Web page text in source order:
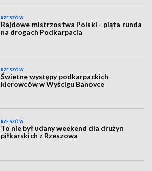
RZESZÓW
Rajdowe mistrzostwa Polski - piąta runda
na drogach Podkarpacia
RZESZÓW
Świetne występy podkarpackich
kierowców w Wyścigu Banovce
RZESZÓW
To nie był udany weekend dla drużyn
piłkarskich z Rzeszowa